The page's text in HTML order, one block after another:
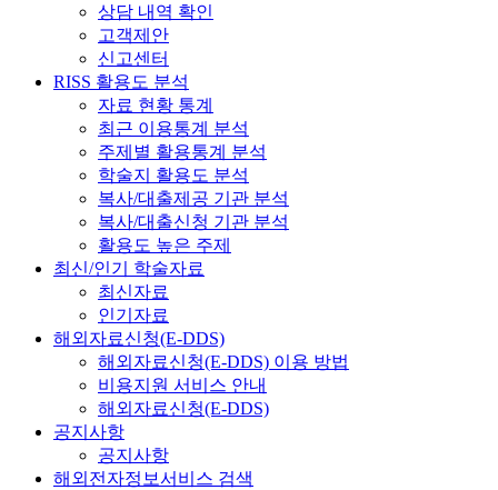
상담 내역 확인
고객제안
신고센터
RISS 활용도 분석
자료 현황 통계
최근 이용통계 분석
주제별 활용통계 분석
학술지 활용도 분석
복사/대출제공 기관 분석
복사/대출신청 기관 분석
활용도 높은 주제
최신/인기 학술자료
최신자료
인기자료
해외자료신청(E-DDS)
해외자료신청(E-DDS) 이용 방법
비용지원 서비스 안내
해외자료신청(E-DDS)
공지사항
공지사항
해외전자정보서비스 검색